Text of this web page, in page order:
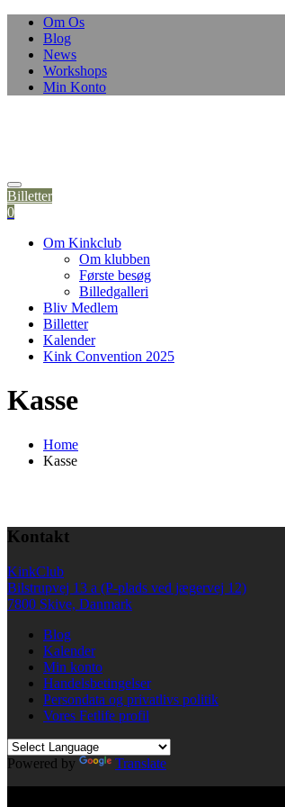
Om Os
Blog
News
Workshops
Min Konto
Billetter
0
Om Kinkclub
Om klubben
Første besøg
Billedgalleri
Bliv Medlem
Billetter
Kalender
Kink Convention 2025
Kasse
Home
Kasse
Kontakt
KinkClub
Bilstrupvej 13 a (P-plads ved jægervej 12)
7800 Skive, Danmark
Blog
Kalender
Min konto
Handelsbetingelser
Persondata og privatlivs politik
Vores Fetlife profil
Powered by
Translate